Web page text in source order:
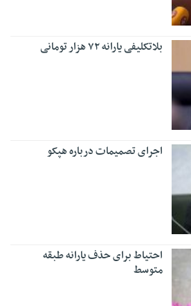
بلاتکلیفی یارانه ۷۲ هزار تومانی
اجرای تصمیمات درباره هپکو
احتیاط برای حذف یارانه طبقه
متوسط